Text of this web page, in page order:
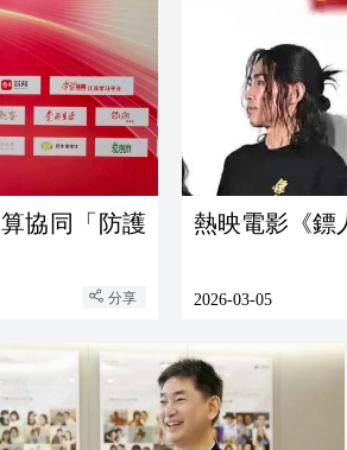
協同「防護
分享
熱映電影《鏢
2026-03-05